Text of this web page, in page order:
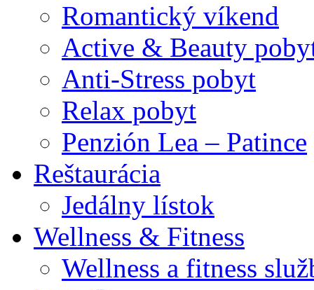
Romantický víkend
Active & Beauty
Anti-Stress pobyt
Relax pobyt
Penzión Lea – Patince
Reštaurácia
Jedálny lístok
Wellness & Fitness
Wellness a fitness